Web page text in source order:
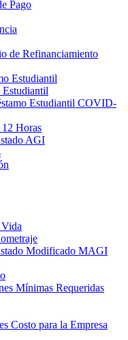
Pago
de Refinanciamiento
Estudiantil
Estudiantil
Estudiantil COVID-
Horas
AGI
Modificado MAGI
Mínimas Requeridas
Costo para la Empresa